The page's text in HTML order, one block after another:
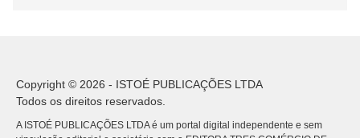
Copyright © 2026 - ISTOÉ PUBLICAÇÕES LTDA
Todos os direitos reservados.
A ISTOÉ PUBLICAÇÕES LTDA é um portal digital independente e sem